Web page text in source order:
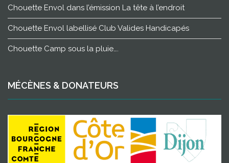
Chouette Envol dans l’émission La tête à l’endroit
Chouette Envol labellisé Club Valides Handicapés
Chouette Camp sous la pluie….
MÉCÈNES & DONATEURS